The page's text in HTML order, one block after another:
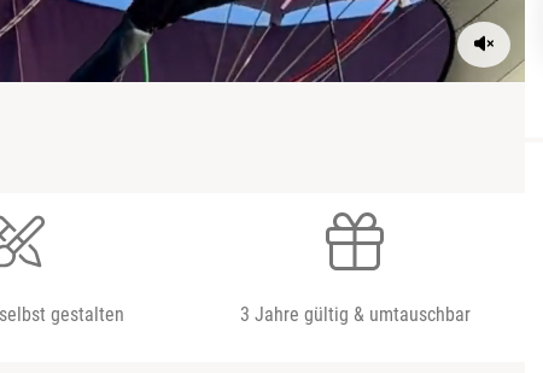
gestalten 3 Jahre gültig & umtauschbar